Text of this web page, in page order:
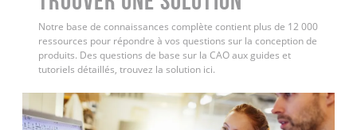
Notre base de connaissances complète contient plus de 12 000
ressources pour répondre à vos questions sur la conception de
produits. Des questions de base sur la CAO aux guides et
tutoriels détaillés, trouvez la solution ici.